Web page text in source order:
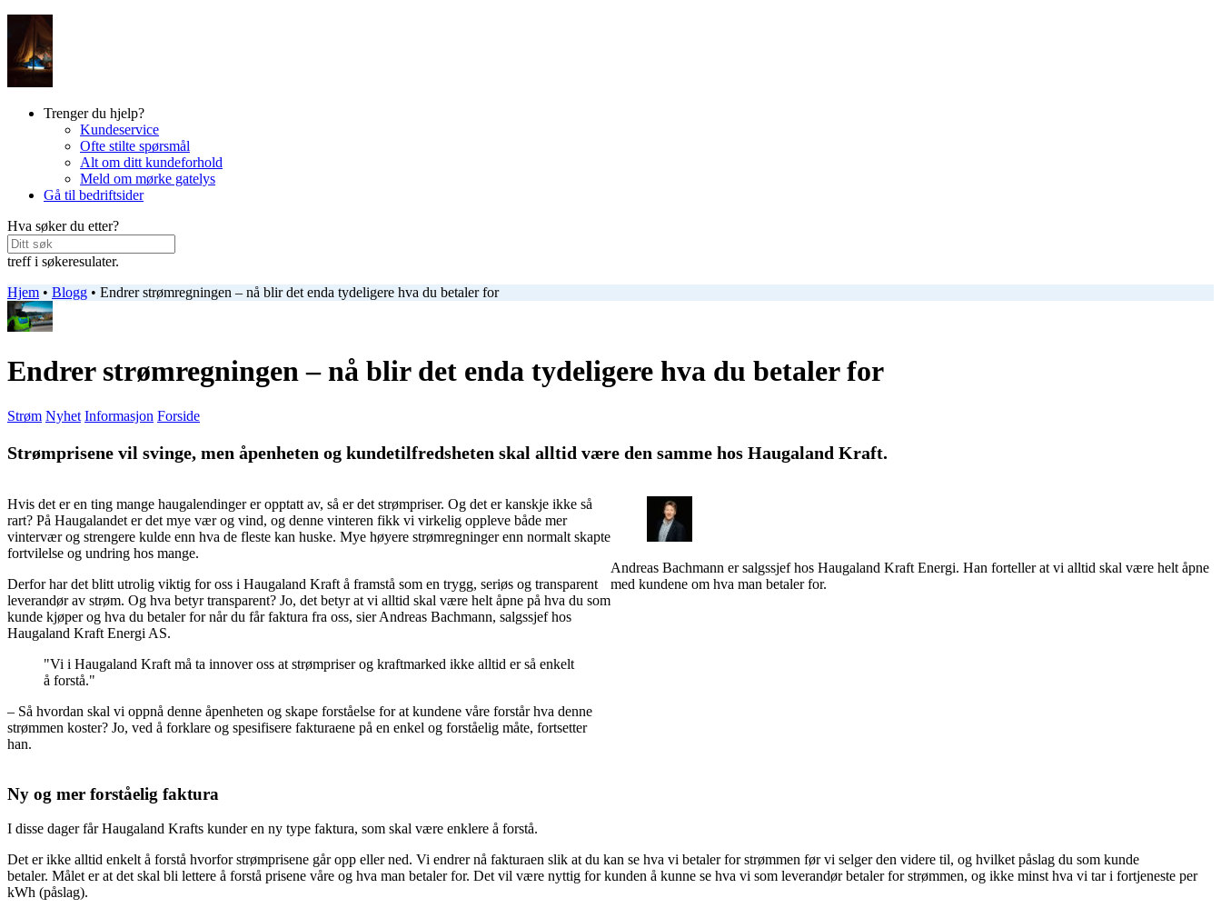
Trenger du hjelp?
Kundeservice
Ofte stilte spørsmål
Alt om ditt kundeforhold
Meld om mørke gatelys
Gå til bedriftsider
Hva søker du etter?
treff i søkeresulater.
Hjem • Blogg • Endrer strømregningen – nå blir det enda tydeligere hva du betaler for
Endrer strømregningen – nå blir det enda tydeligere hva du betaler for
Strøm Nyhet Informasjon Forside
Strømprisene vil svinge, men åpenheten og kundetilfredsheten skal alltid være den samme hos Haugaland Kraft.
Hvis det er en ting mange haugalendinger er opptatt av, så er det strømpriser. Og det er kanskje ikke så
rart? På Haugalandet er det mye vær og vind, og denne vinteren fikk vi virkelig oppleve både mer
vintervær og strengere kulde enn hva de fleste kan huske. Mye høyere strømregninger enn normalt skapte
fortvilelse og undring hos mange.
Derfor har det blitt utrolig viktig for oss i Haugaland Kraft å framstå som en trygg, seriøs og transparent
leverandør av strøm. Og hva betyr transparent? Jo, det betyr at vi alltid skal være helt åpne på hva du som
kunde kjøper og hva du betaler for når du får faktura fra oss, sier Andreas Bachmann, salgssjef hos
Haugaland Kraft Energi AS.
Vi i Haugaland Kraft må ta innover oss at strømpriser og kraftmarked ikke alltid er så enkelt
å forstå.
– Så hvordan skal vi oppnå denne åpenheten og skape forståelse for at kundene våre forstår hva denne
strømmen koster? Jo, ved å forklare og spesifisere fakturaene på en enkel og forståelig måte, fortsetter
han.
Andreas Bachmann er salgssjef hos Haugaland Kraft Energi. Han forteller at vi alltid skal være helt åpne
med kundene om hva man betaler for.
Ny og mer forståelig faktura
I disse dager får Haugaland Krafts kunder en ny type faktura, som skal være enklere å forstå.
Det er ikke alltid enkelt å forstå hvorfor strømprisene går opp eller ned. Vi endrer nå fakturaen slik at du kan se hva vi betaler for strømmen før vi selger den videre til, og hvilket påslag du som kunde
betaler. Målet er at det skal bli lettere å forstå prisene våre og hva man betaler for. Det vil være nyttig for kunden å kunne se hva vi som leverandør betaler for strømmen, og ikke minst hva vi tar i fortjeneste per
kWh (påslag).